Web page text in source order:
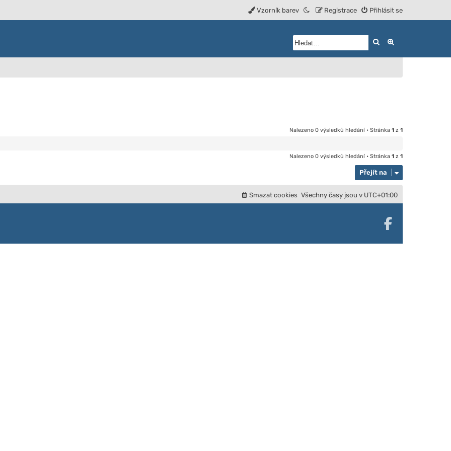
Přihlásit se
Registrace
Vzorník barev
Hledat
Nalezeno 0 výsledků hledání • Stránka 1 z 1
Nalezeno 0 výsledků hledání • Stránka 1 z 1
Přejít na
Všechny časy jsou v UTC+01:00
Smazat cookies